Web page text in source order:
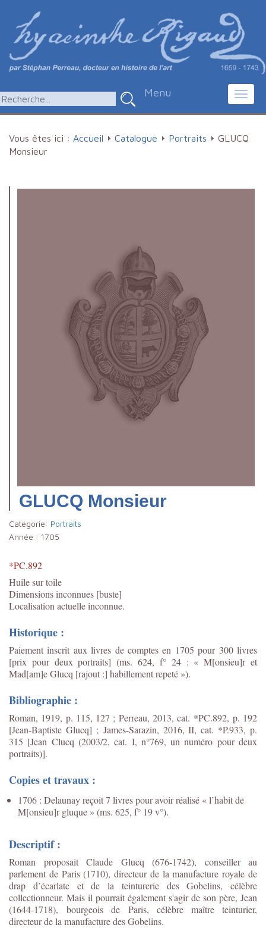
Menu
Vous êtes ici : Accueil Catalogue Portraits
GLUCQ
Monsieur
GLUCQ Monsieur
Catégorie: Portraits
Année : 1705
*PC.892
Huile sur toile
Dimensions inconnues [buste]
Localisation actuelle inconnue.
Historique :
Paiement inscrit aux livres de comptes en 1705 pour 300 livres
[prix pour deux portraits] (ms. 624, f° 24 : « M[onsieu]r et
Mad[am]e Glucq [rajout :] habillement repeté »).
Bibliographie :
Roman, 1919, p. 115, 127 ; Perreau, 2013, cat. *PC.892, p. 192
[Jean-Baptiste Glucq] ; James-Sarazin, 2016, II, cat. *P.933, p.
315 [Jean Clucq (2003/2, cat. I, n°769, un numéro pour deux
portraits)].
Copies et travaux :
1706 : Delaunay reçoit 7 livres pour avoir réalisé « l’habit de
M[onsieu]r gluque » (ms. 625, f° 19 v°).
Descriptif :
Roman proposait Claude Glucq (676-1742), conseiller au
parlement de Paris (1710), directeur de la manufacture royale de
drap d’écarlate et de la teinturerie des Gobelins, célèbre
collectionneur. Mais il pourrait également s'agir de son père, Jean
(1644-1718), bourgeois de Paris, célèbre maître teinturier,
directeur de la manufacture des Gobelins.